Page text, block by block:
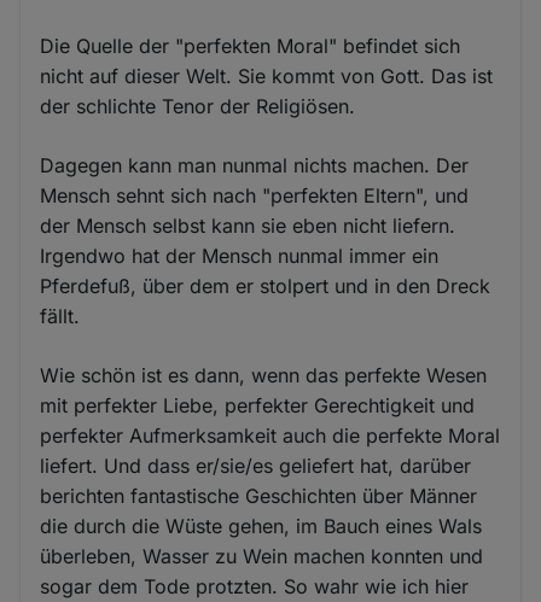
Die Quelle der "perfekten Moral" befindet sich
nicht auf dieser Welt. Sie kommt von Gott. Das ist
der schlichte Tenor der Religiösen.
Dagegen kann man nunmal nichts machen. Der
Mensch sehnt sich nach "perfekten Eltern", und
der Mensch selbst kann sie eben nicht liefern.
Irgendwo hat der Mensch nunmal immer ein
Pferdefuß, über dem er stolpert und in den Dreck
fällt.
Wie schön ist es dann, wenn das perfekte Wesen
mit perfekter Liebe, perfekter Gerechtigkeit und
perfekter Aufmerksamkeit auch die perfekte Moral
liefert. Und dass er/sie/es geliefert hat, darüber
berichten fantastische Geschichten über Männer
die durch die Wüste gehen, im Bauch eines Wals
überleben, Wasser zu Wein machen konnten und
sogar dem Tode protzten. So wahr wie ich hier